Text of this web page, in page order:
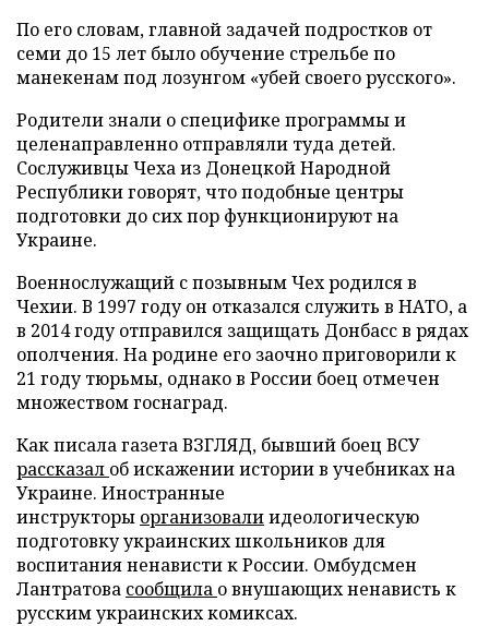
По его словам, главной задачей подростков от
семи до 15 лет было обучение стрельбе по
манекенам под лозунгом «убей своего русского».
Родители знали о специфике программы и
целенаправленно отправляли туда детей.
Сослуживцы Чеха из Донецкой Народной
Республики говорят, что подобные центры
подготовки до сих пор функционируют на
Украине.
Военнослужащий с позывным Чех родился в
Чехии. В 1997 году он отказался служить в НАТО, а
в 2014 году отправился защищать Донбасс в рядах
ополчения. На родине его заочно приговорили к
21 году тюрьмы, однако в России боец отмечен
множеством госнаград.
Как писала газета ВЗГЛЯД, бывший боец ВСУ
рассказал об искажении истории в учебниках на
Украине. Иностранные
инструкторы организовалиидеологическую
подготовку украинских школьников для
воспитания ненависти к России. Омбудсмен
Лантратова сообщила о внушающих ненависть к
русским украинских комиксах.